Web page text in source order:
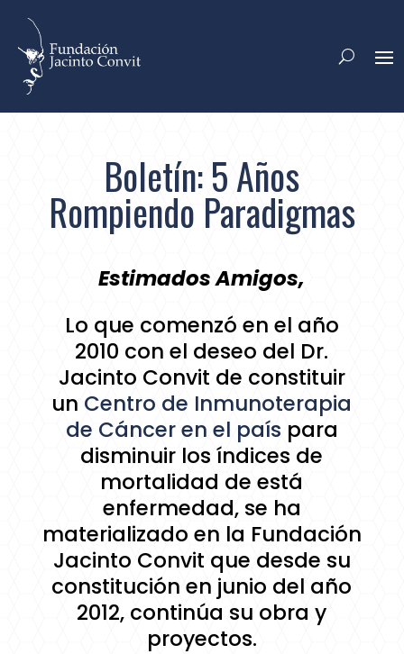
Boletín: 5 Años
Rompiendo Paradigmas
Estimados Amigos,
Lo que comenzó en el año
2010 con el deseo del Dr.
Jacinto Convit de constituir
un Centro de Inmunoterapia
de Cáncer en el país para
disminuir los índices de
mortalidad de está
enfermedad, se ha
materializado en la Fundación
Jacinto Convit que desde su
constitución en junio del año
2012, continúa su obra y
proyectos.